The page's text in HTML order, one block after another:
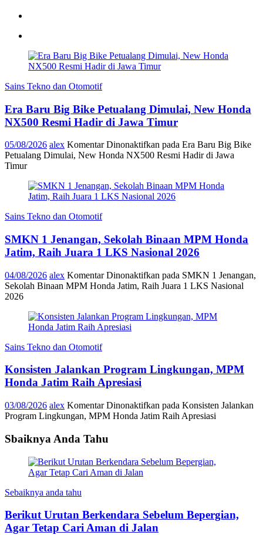
Sains Tekno dan Otomotif
Era Baru Big Bike Petualang Dimulai, New Honda
NX500 Resmi Hadir di Jawa Timur
05/08/2026 alex Komentar Dinonaktifkan pada Era Baru Big Bike
Petualang Dimulai, New Honda NX500 Resmi Hadir di Jawa
Timur
Sains Tekno dan Otomotif
SMKN 1 Jenangan, Sekolah Binaan MPM Honda
Jatim, Raih Juara 1 LKS Nasional 2026
04/08/2026 alex Komentar Dinonaktifkan pada SMKN 1 Jenangan,
Sekolah Binaan MPM Honda Jatim, Raih Juara 1 LKS Nasional
2026
Sains Tekno dan Otomotif
Konsisten Jalankan Program Lingkungan, MPM
Honda Jatim Raih Apresiasi
03/08/2026 alex Komentar Dinonaktifkan pada Konsisten Jalankan
Program Lingkungan, MPM Honda Jatim Raih Apresiasi
Sbaiknya Anda Tahu
Sebaiknya anda tahu
Berikut Urutan Berkendara Sebelum Bepergian,
Agar Tetap Cari Aman di Jalan